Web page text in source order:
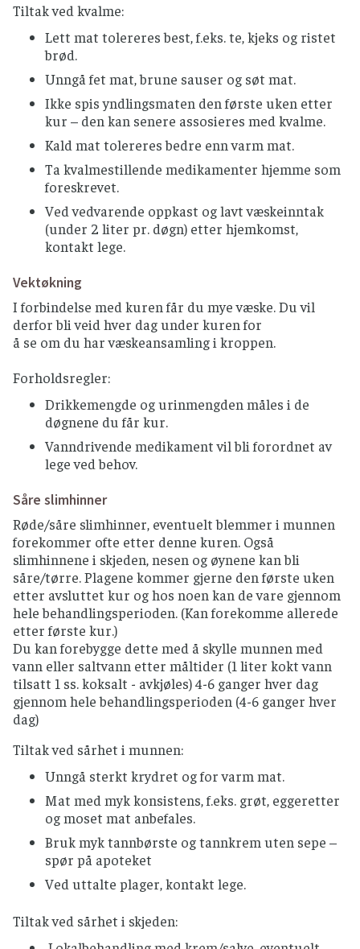
Tiltak ved kvalme:
Lett mat tolereres best, f.eks. te, kjeks og ristet
brød.
Unngå fet mat, brune sauser og søt mat.
Ikke spis yndlingsmaten den første uken etter
kur – den kan senere assosieres med kvalme.
Kald mat tolereres bedre enn varm mat.
Ta kvalmestillende medikamenter hjemme som
foreskrevet.
Ved vedvarende oppkast og lavt væskeinntak
(under 2 liter pr. døgn) etter hjemkomst,
kontakt lege.
Vektøkning
I forbindelse med kuren får du mye væske. Du vil
derfor bli veid hver dag under kuren for
å se om du har væskeansamling i kroppen.
Forholdsregler:
Drikkemengde og urinmengden måles i de
døgnene du får kur.
Vanndrivende medikament vil bli forordnet av
lege ved behov.
Såre slimhinner
Røde/såre slimhinner, eventuelt blemmer i munnen
forekommer ofte etter denne kuren. Også
slimhinnene i skjeden, nesen og øynene kan bli
såre/tørre. Plagene kommer gjerne den første uken
etter avsluttet kur og hos noen kan de vare gjennom
hele behandlingsperioden. (Kan forekomme allerede
etter første kur.)
Du kan forebygge dette med å skylle munnen med
vann eller saltvann etter måltider (1 liter kokt vann
tilsatt 1 ss. koksalt - avkjøles) 4-6 ganger hver dag
gjennom hele behandlingsperioden (4-6 ganger hver
dag)
Tiltak ved sårhet i munnen:
Unngå sterkt krydret og for varm mat.
Mat med myk konsistens, f.eks. grøt, eggeretter
og moset mat anbefales.
Bruk myk tannbørste og tannkrem uten sepe –
spør på apoteket
Ved uttalte plager, kontakt lege.
Tiltak ved sårhet i skjeden: